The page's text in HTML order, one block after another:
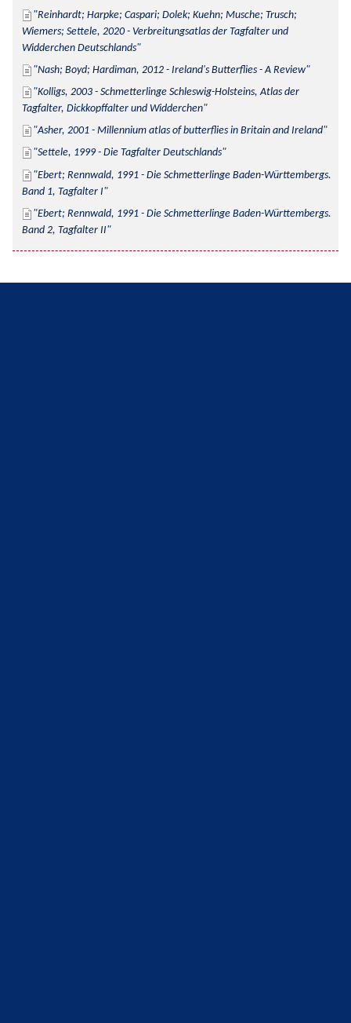
Reinhardt; Harpke; Caspari; Dolek; Kuehn; Musche; Trusch;
Wiemers; Settele, 2020 - Verbreitungsatlas der Tagfalter und
Widderchen Deutschlands
Nash; Boyd; Hardiman, 2012 - Ireland's Butterflies - A Review
Kolligs, 2003 - Schmetterlinge Schleswig-Holsteins, Atlas der
Tagfalter, Dickkopffalter und Widderchen
Asher, 2001 - Millennium atlas of butterflies in Britain and Ireland
Settele, 1999 - Die Tagfalter Deutschlands
Ebert; Rennwald, 1991 - Die Schmetterlinge Baden-Württembergs.
Band 1, Tagfalter I
Ebert; Rennwald, 1991 - Die Schmetterlinge Baden-Württembergs.
Band 2, Tagfalter II